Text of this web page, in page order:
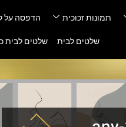
תמונות זכוכית הדפסה על
שלטים לבית
שלטים לבית